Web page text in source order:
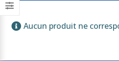
Aucun produit ne